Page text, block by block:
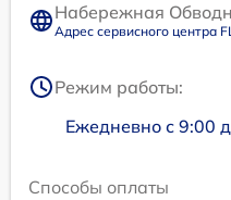
Набережная
Адрес сервисного центра
Режим работы:
Ежедневно с 9:00
Способы оплаты